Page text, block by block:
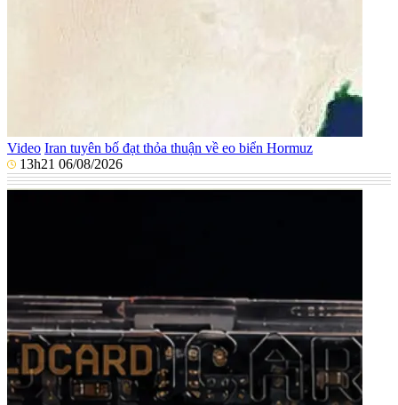
Video Iran tuyên bố đạt thỏa thuận về eo biển Hormuz
13h21 06/08/2026